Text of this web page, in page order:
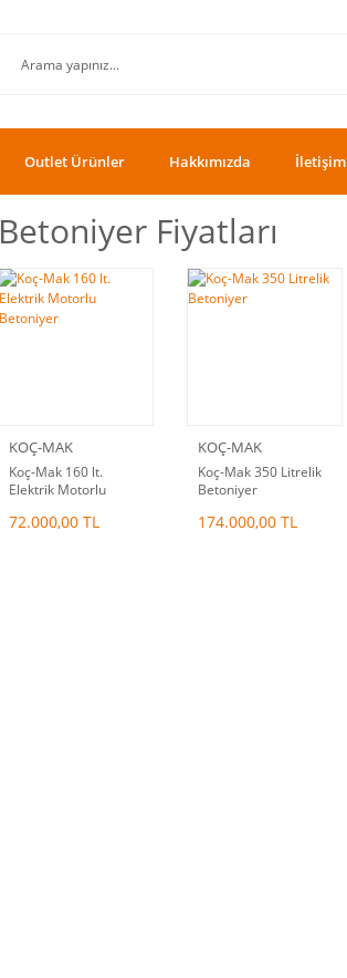
Outlet Ürünler Hakkımızda İletişim
Betoniyer Fiyatları
KOÇ-MAK
Koç-Mak 160 lt.
Elektrik Motorlu
72.000,00 TL
KOÇ-MAK
Koç-Mak 350 Litrelik
Betoniyer
174.000,00 TL